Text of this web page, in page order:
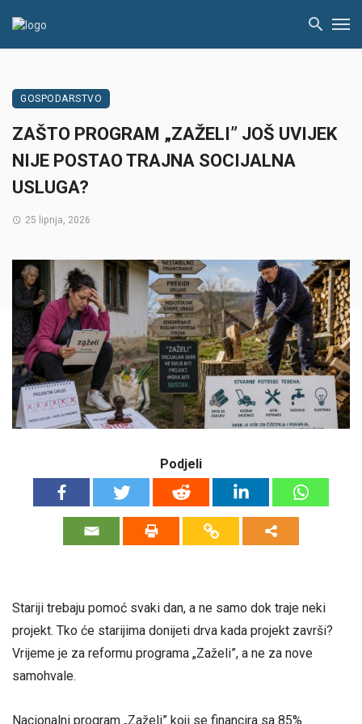
GOSPODARSTVO
ZAŠTO PROGRAM „ZAŽELI” JOŠ UVIJEK
NIJE POSTAO TRAJNA SOCIJALNA
USLUGA?
25 lipnja, 2026
Podjeli
Stariji trebaju pomoć svaki dan, a ne samo dok traje neki
projekt. Tko će starijima donijeti drva kada projekt završi?
Vrijeme je za reformu programa „Zaželi”, a ne za nove
samohvale.
Nacionalni program „Zaželi” koji se financira sa 85%